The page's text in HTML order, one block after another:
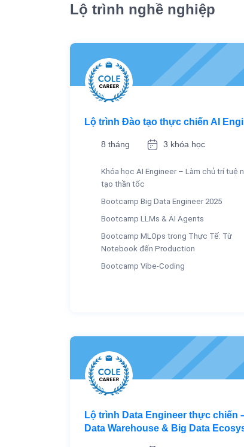
Lộ trình nghề nghiệp
Lộ trình Đào tạo thực chiến AI
8 tháng 3 khóa học
Khóa học AI Engineer – Làm chủ trí tuệ
tạo thần tốc
Bootcamp Big Data Engineer 2025
Bootcamp LLMs & AI Agents
Bootcamp MLOps trong Thực Tế: Từ
Notebook đến Production
Bootcamp Vibe-Coding
Lộ trình Data Engineer thực chiến
Data Warehouse & Big Data